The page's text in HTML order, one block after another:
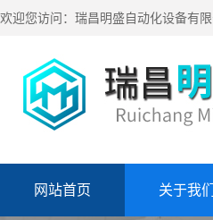
欢迎您访问：瑞昌明盛自动化设备有
网站首页 关于我们